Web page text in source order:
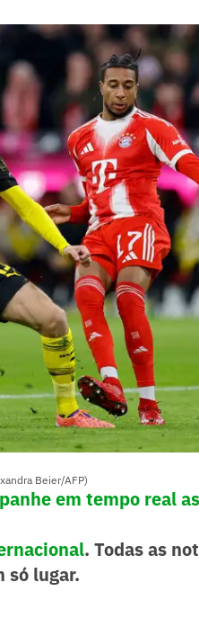
Beier/AFP)
em tempo real
. Todas as
só lugar.